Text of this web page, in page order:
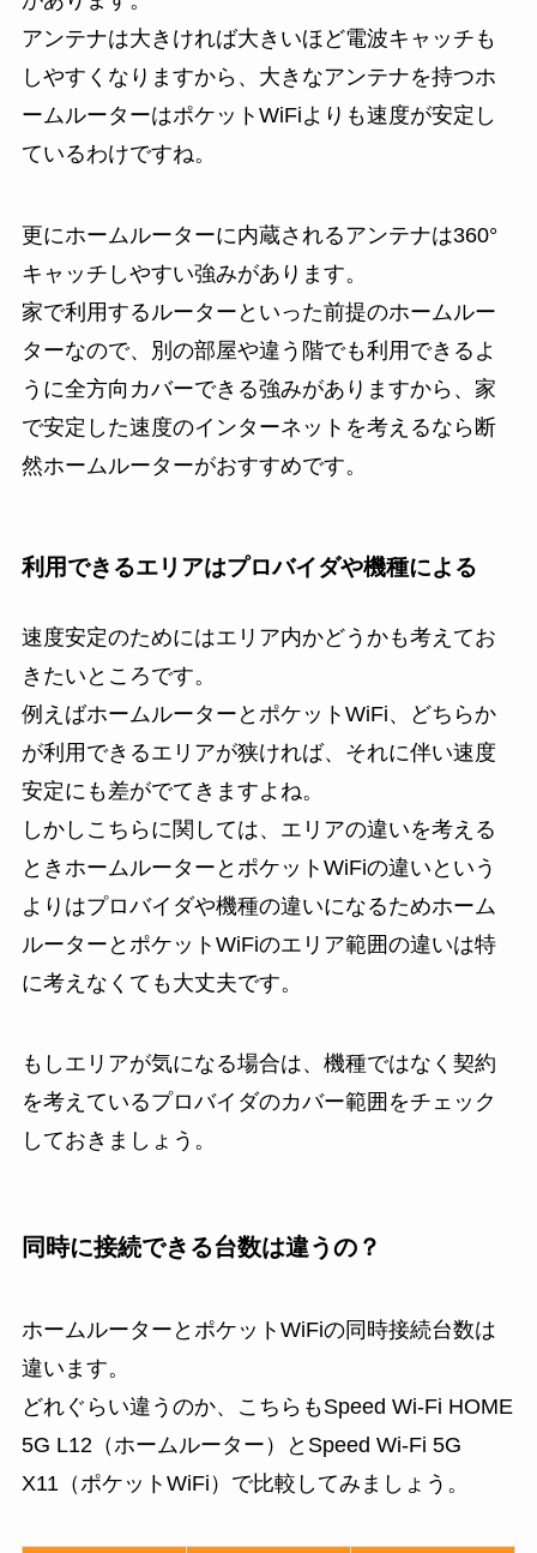
アンテナは大きければ大きいほど電波キャッチも
しやすくなりますから、大きなアンテナを持つホ
ームルーターはポケットWiFiよりも速度が安定し
ているわけですね。
更にホームルーターに内蔵されるアンテナは360°
キャッチしやすい強みがあります。
家で利用するルーターといった前提のホームルー
ターなので、別の部屋や違う階でも利用できるよ
うに全方向カバーできる強みがありますから、家
で安定した速度のインターネットを考えるなら断
然ホームルーターがおすすめです。
利用できるエリアはプロバイダや機種による
速度安定のためにはエリア内かどうかも考えてお
きたいところです。
例えばホームルーターとポケットWiFi、どちらか
が利用できるエリアが狭ければ、それに伴い速度
安定にも差がでてきますよね。
しかしこちらに関しては、エリアの違いを考える
ときホームルーターとポケットWiFiの違いという
よりはプロバイダや機種の違いになるためホーム
ルーターとポケットWiFiのエリア範囲の違いは特
に考えなくても大丈夫です。
もしエリアが気になる場合は、機種ではなく契約
を考えているプロバイダのカバー範囲をチェック
しておきましょう。
同時に接続できる台数は違うの？
ホームルーターとポケットWiFiの同時接続台数は
違います。
どれぐらい違うのか、こちらもSpeed Wi-Fi HOME
5G L12（ホームルーター）とSpeed Wi-Fi 5G
X11（ポケットWiFi）で比較してみましょう。